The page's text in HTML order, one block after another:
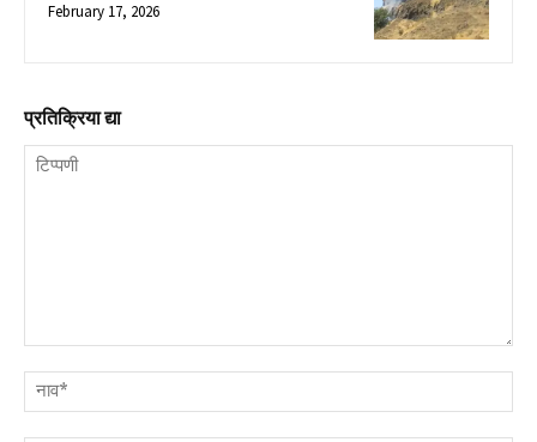
February 17, 2026
प्रतिक्रिया द्या